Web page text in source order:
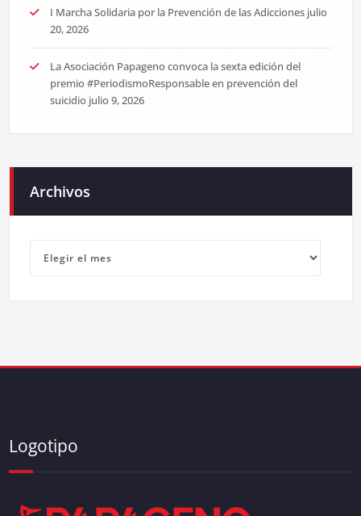
I Marcha Solidaria por la Prevención de las Adicciones julio
20, 2026
La Asociación Papageno convoca la sexta edición del
premio #PeriodismoResponsable en prevención del
suicidio julio 9, 2026
Archivos
Logotipo